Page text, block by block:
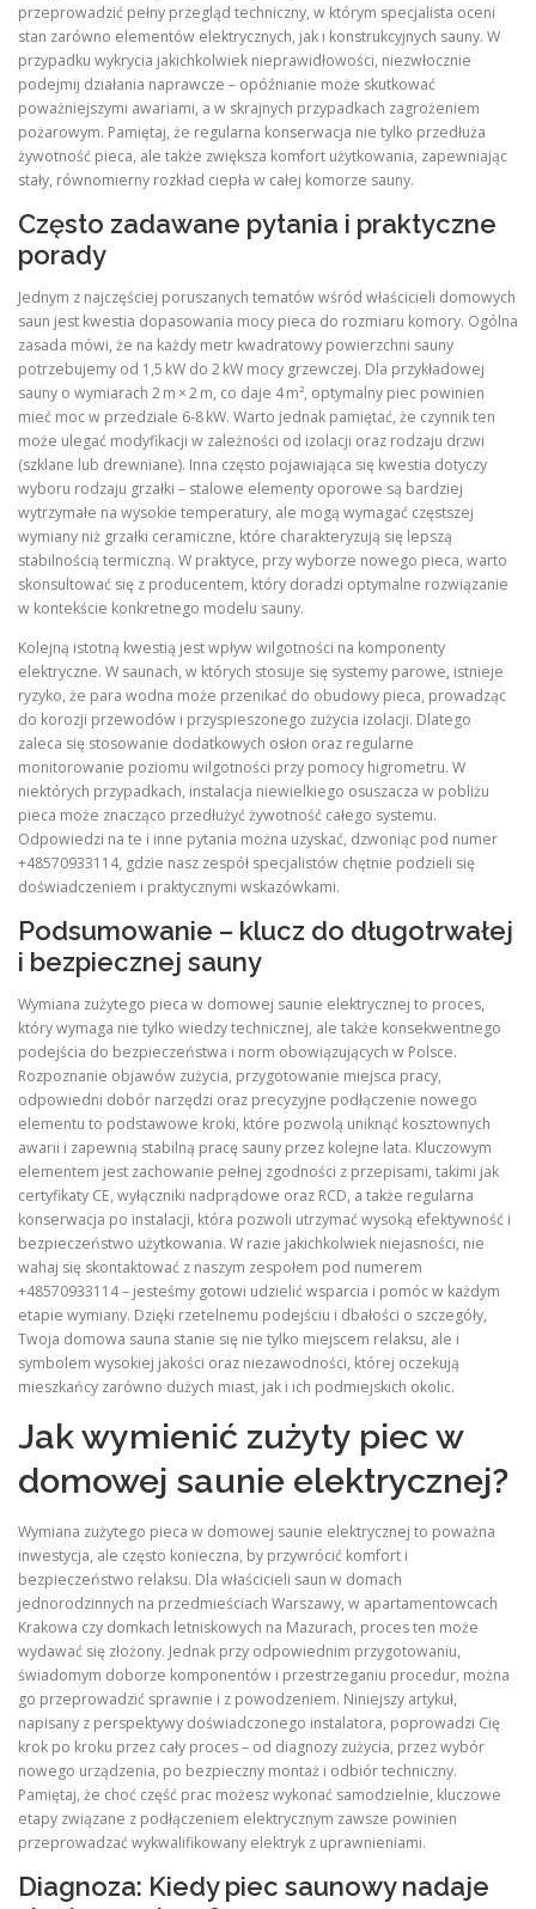
przeprowadzić pełny przegląd techniczny, w którym specjalista oceni
stan zarówno elementów elektrycznych, jak i konstrukcyjnych sauny. W
przypadku wykrycia jakichkolwiek nieprawidłowości, niezwłocznie
podejmij działania naprawcze – opóźnianie może skutkować
poważniejszymi awariami, a w skrajnych przypadkach zagrożeniem
pożarowym. Pamiętaj, że regularna konserwacja nie tylko przedłuża
żywotność pieca, ale także zwiększa komfort użytkowania, zapewniając
stały, równomierny rozkład ciepła w całej komorze sauny.
Często zadawane pytania i praktyczne
porady
Jednym z najczęściej poruszanych tematów wśród właścicieli domowych
saun jest kwestia dopasowania mocy pieca do rozmiaru komory. Ogólna
zasada mówi, że na każdy metr kwadratowy powierzchni sauny
potrzebujemy od 1,5 kW do 2 kW mocy grzewczej. Dla przykładowej
sauny o wymiarach 2 m × 2 m, co daje 4 m², optymalny piec powinien
mieć moc w przedziale 6‑8 kW. Warto jednak pamiętać, że czynnik ten
może ulegać modyfikacji w zależności od izolacji oraz rodzaju drzwi
(szklane lub drewniane). Inna często pojawiająca się kwestia dotyczy
wyboru rodzaju grzałki – stalowe elementy oporowe są bardziej
wytrzymałe na wysokie temperatury, ale mogą wymagać częstszej
wymiany niż grzałki ceramiczne, które charakteryzują się lepszą
stabilnością termiczną. W praktyce, przy wyborze nowego pieca, warto
skonsultować się z producentem, który doradzi optymalne rozwiązanie
w kontekście konkretnego modelu sauny.
Kolejną istotną kwestią jest wpływ wilgotności na komponenty
elektryczne. W saunach, w których stosuje się systemy parowe, istnieje
ryzyko, że para wodna może przenikać do obudowy pieca, prowadząc
do korozji przewodów i przyspieszonego zużycia izolacji. Dlatego
zaleca się stosowanie dodatkowych osłon oraz regularne
monitorowanie poziomu wilgotności przy pomocy higrometru. W
niektórych przypadkach, instalacja niewielkiego osuszacza w pobliżu
pieca może znacząco przedłużyć żywotność całego systemu.
Odpowiedzi na te i inne pytania można uzyskać, dzwoniąc pod numer
+48570933114, gdzie nasz zespół specjalistów chętnie podzieli się
doświadczeniem i praktycznymi wskazówkami.
Podsumowanie – klucz do długotrwałej
i bezpiecznej sauny
Wymiana zużytego pieca w domowej saunie elektrycznej to proces,
który wymaga nie tylko wiedzy technicznej, ale także konsekwentnego
podejścia do bezpieczeństwa i norm obowiązujących w Polsce.
Rozpoznanie objawów zużycia, przygotowanie miejsca pracy,
odpowiedni dobór narzędzi oraz precyzyjne podłączenie nowego
elementu to podstawowe kroki, które pozwolą uniknąć kosztownych
awarii i zapewnią stabilną pracę sauny przez kolejne lata. Kluczowym
elementem jest zachowanie pełnej zgodności z przepisami, takimi jak
certyfikaty CE, wyłączniki nadprądowe oraz RCD, a także regularna
konserwacja po instalacji, która pozwoli utrzymać wysoką efektywność i
bezpieczeństwo użytkowania. W razie jakichkolwiek niejasności, nie
wahaj się skontaktować z naszym zespołem pod numerem
+48570933114 – jesteśmy gotowi udzielić wsparcia i pomóc w każdym
etapie wymiany. Dzięki rzetelnemu podejściu i dbałości o szczegóły,
Twoja domowa sauna stanie się nie tylko miejscem relaksu, ale i
symbolem wysokiej jakości oraz niezawodności, której oczekują
mieszkańcy zarówno dużych miast, jak i ich podmiejskich okolic.
Jak wymienić zużyty piec w
domowej saunie elektrycznej?
Wymiana zużytego pieca w domowej saunie elektrycznej to poważna
inwestycja, ale często konieczna, by przywrócić komfort i
bezpieczeństwo relaksu. Dla właścicieli saun w domach
jednorodzinnych na przedmieściach Warszawy, w apartamentowcach
Krakowa czy domkach letniskowych na Mazurach, proces ten może
wydawać się złożony. Jednak przy odpowiednim przygotowaniu,
świadomym doborze komponentów i przestrzeganiu procedur, można
go przeprowadzić sprawnie i z powodzeniem. Niniejszy artykuł,
napisany z perspektywy doświadczonego instalatora, poprowadzi Cię
krok po kroku przez cały proces – od diagnozy zużycia, przez wybór
nowego urządzenia, po bezpieczny montaż i odbiór techniczny.
Pamiętaj, że choć część prac możesz wykonać samodzielnie, kluczowe
etapy związane z podłączeniem elektrycznym zawsze powinien
przeprowadzać wykwalifikowany elektryk z uprawnieniami.
Diagnoza: Kiedy piec saunowy nadaje